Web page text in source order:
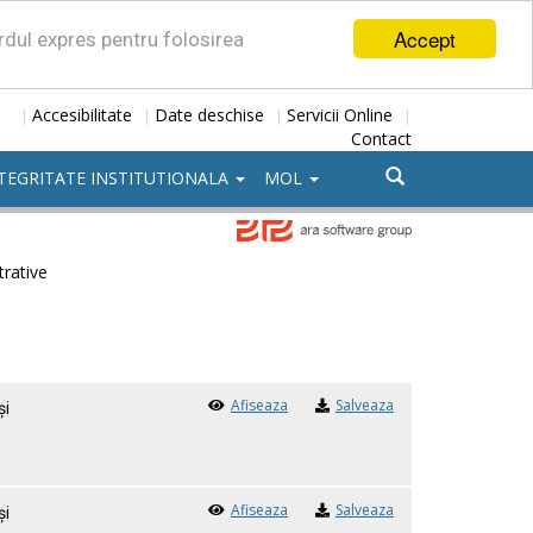
Accept
expres pentru folosirea
| Accesibilitate | Date deschise | Servicii Online |
Contact
INSTITUTIONALA
MOL
Afiseaza Salveaza
Afiseaza Salveaza